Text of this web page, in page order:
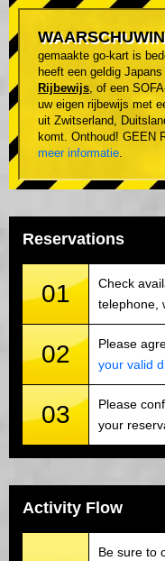
gemaakte go-kart is
heeft een geldig
Rijbewijs, of een
uw eigen rijbewijs met
uit Zwitserland,
komt. Onthoud! GEEN
meer informatie.
Reservations
01
Check
telephone,
02 Please
your valid
03
Please
your
Activity Flow
Be sure to